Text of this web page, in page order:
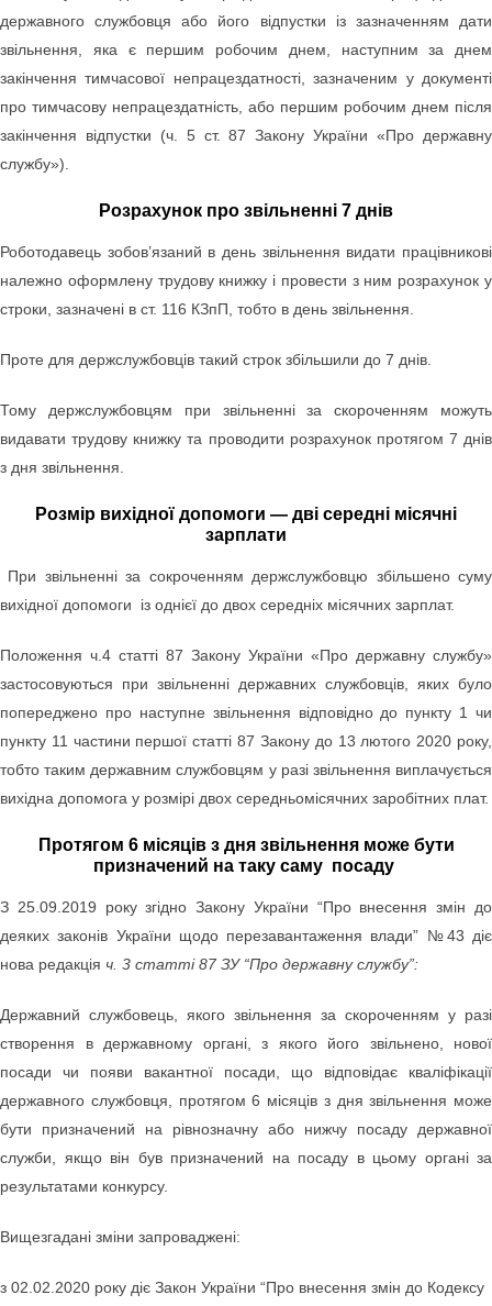
державного службовця або його відпустки із зазначенням дати
звільнення, яка є першим робочим днем, наступним за днем
закінчення тимчасової непрацездатності, зазначеним у документі
про тимчасову непрацездатність, або першим робочим днем після
закінчення відпустки (ч. 5 ст. 87 Закону України «Про державну
службу»).
Розрахунок про звільненні 7 днів
Роботодавець зобов’язаний в день звільнення видати працівникові
належно оформлену трудову книжку і провести з ним розрахунок у
строки, зазначені в ст. 116 КЗпП, тобто в день звільнення.
Проте для держслужбовців такий строк збільшили до 7 днів.
Тому держслужбовцям при звільненні за скороченням можуть
видавати трудову книжку та проводити розрахунок протягом 7 днів
з дня звільнення.
Розмір вихідної допомоги — дві середні місячні
зарплати
При звільненні за сокроченням держслужбовцю збільшено суму
вихідної допомоги із однієї до двох середніх місячних зарплат.
Положення ч.4 статті 87 Закону України «Про державну службу»
застосовуються при звільненні державних службовців, яких було
попереджено про наступне звільнення відповідно до пункту 1 чи
пункту 11 частини першої статті 87 Закону до 13 лютого 2020 року,
тобто таким державним службовцям у разі звільнення виплачується
вихідна допомога у розмірі двох середньомісячних заробітних плат.
Протягом 6 місяців з дня звільнення може бути
призначений на таку саму посаду
З 25.09.2019 року згідно Закону України “Про внесення змін до
деяких законів України щодо перезавантаження влади” №43 діє
нова редакція ч. 3 статті 87 ЗУ “Про державну службу”:
Державний службовець, якого звільнення за скороченням у разі
створення в державному органі, з якого його звільнено, нової
посади чи появи вакантної посади, що відповідає кваліфікації
державного службовця, протягом 6 місяців з дня звільнення може
бути призначений на рівнозначну або нижчу посаду державної
служби, якщо він був призначений на посаду в цьому органі за
результатами конкурсу.
Вищезгадані зміни запроваджені:
з 02.02.2020 року діє Закон України “Про внесення змін до Кодексу